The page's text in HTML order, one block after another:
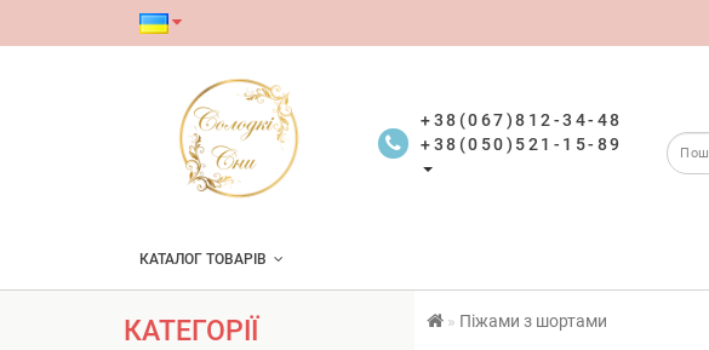
+38(067)812-34-48
+38(050)521-15-89
КАТАЛОГ ТОВАРІВ
КАТЕГОРІЇ Піжами з шортами